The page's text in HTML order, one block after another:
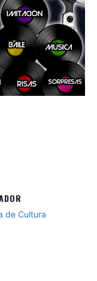
de Cultura